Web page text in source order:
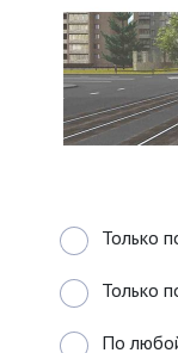
Только
Только
По